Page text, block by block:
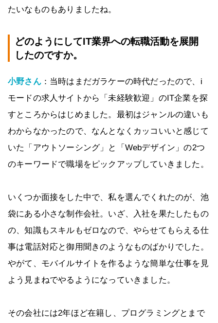
たいなものもありましたね。
どのようにしてIT業界への転職活動を展開
したのですか。
小野さん：当時はまだガラケーの時代だったので、i
モードの求人サイトから「未経験歓迎」のIT企業を探
すところからはじめました。最初はジャンルの違いも
わからなかったので、なんとなくカッコいいと感じて
いた「アウトソーシング」と「Webデザイン」の2つ
のキーワードで職場をピックアップしていきました。
いくつか面接をした中で、私を選んでくれたのが、池
袋にある小さな制作会社。いざ、入社を果たしたもの
の、知識もスキルもゼロなので、やらせてもらえる仕
事は電話対応と御用聞きのようなものばかりでした。
やがて、モバイルサイトを作るような簡単な仕事を見
よう見まねでやるようになっていきました。
その会社には2年ほど在籍し、プログラミングとまで